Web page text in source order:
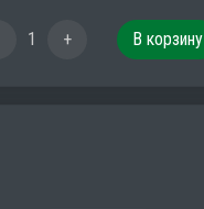
1 + В корзину